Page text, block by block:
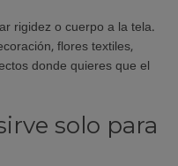
rigidez o cuerpo a la tela.
flores textiles,
donde quieres que el
solo para